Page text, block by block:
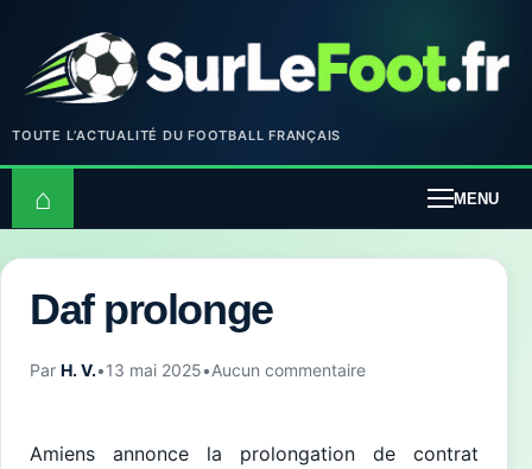
TOUTE L’ACTUALITÉ DU FOOTBALL FRANÇAIS
⌂ MENU
Daf prolonge
Par H. V.•13 mai 2025•Aucun commentaire
Amiens annonce la prolongation de contrat